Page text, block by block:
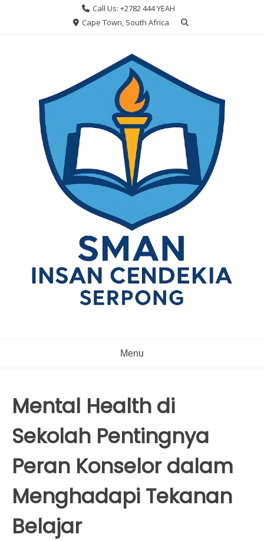
Call Us: +2782 444 YEAH
Cape Town, South Africa
Menu
Mental Health di
Sekolah Pentingnya
Peran Konselor dalam
Menghadapi Tekanan
Belajar